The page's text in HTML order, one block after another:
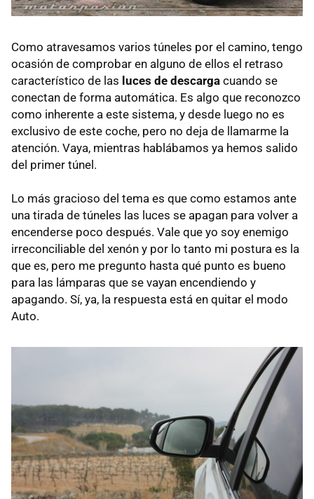
Como atravesamos varios túneles por el camino, tengo
ocasión de comprobar en alguno de ellos el retraso
característico de las luces de descarga cuando se
conectan de forma automática. Es algo que reconozco
como inherente a este sistema, y desde luego no es
exclusivo de este coche, pero no deja de llamarme la
atención. Vaya, mientras hablábamos ya hemos salido
del primer túnel.
Lo más gracioso del tema es que como estamos ante
una tirada de túneles las luces se apagan para volver a
encenderse poco después. Vale que yo soy enemigo
irreconciliable del xenón y por lo tanto mi postura es la
que es, pero me pregunto hasta qué punto es bueno
para las lámparas que se vayan encendiendo y
apagando. Sí, ya, la respuesta está en quitar el modo
Auto.